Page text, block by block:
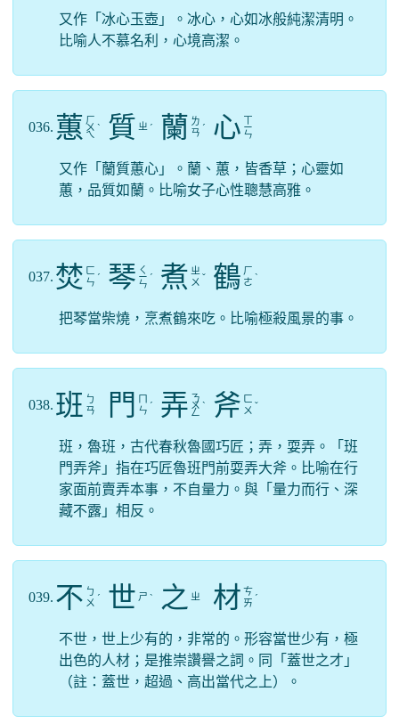
又作「冰心玉壺」。冰心，心如冰般純潔清明。
比喻人不慕名利，心境高潔。
036. 蕙 ㄏ
ㄨ
ㄟ
ˋ 質 ㄓ ˊ 蘭 ㄌ
ㄢ ˊ 心 ㄧ
ㄣ
又作「蘭質蕙心」。蘭、蕙，皆香草；心靈如
蕙，品質如蘭。比喻女子心性聰慧高雅。
037. 焚 ㄈ
ㄣ ˊ 琴 ㄑ
ㄧ
ㄣ
ˊ 煮 ㄓ
ㄨ ˇ 鶴 ㄏ
ㄜ ˋ
把琴當柴燒，烹煮鶴來吃。比喻極殺風景的事。
038. 班 ㄅ
ㄢ
門
ㄣ ˊ 弄 ㄋ
ㄨ
ㄥ
ˋ 斧 ㄈ
ㄨ ˇ
班，魯班，古代春秋魯國巧匠；弄，耍弄。「班
門弄斧」指在巧匠魯班門前耍弄大斧。比喻在行
家面前賣弄本事，不自量力。與「量力而行、深
藏不露」相反。
039. 不 ㄅ
ㄨ ˊ 世 ㄕ ˋ 之 ㄓ 材 ㄘ
ㄞ ˊ
不世，世上少有的，非常的。形容當世少有，極
出色的人材；是推崇讚譽之詞。同「蓋世之才」
（註：蓋世，超過、高出當代之上）。